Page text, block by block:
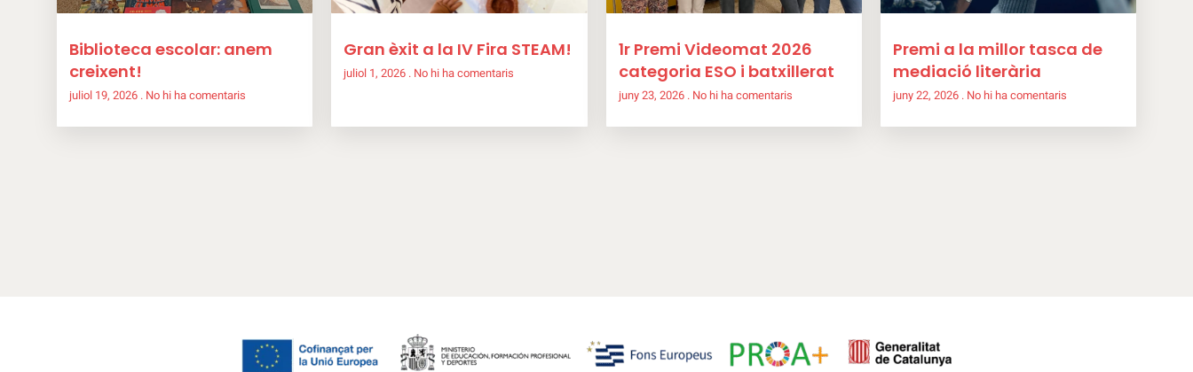
Biblioteca escolar: anem
creixent!
juliol 19, 2026 No hi ha comentaris
Gran èxit a la IV Fira STEAM!
juliol 1, 2026 No hi ha comentaris
1r Premi Videomat 2026
categoria ESO i batxillerat
juny 23, 2026 No hi ha comentaris
Premi a la millor tasca de
mediació literària
juny 22, 2026 No hi ha comentaris